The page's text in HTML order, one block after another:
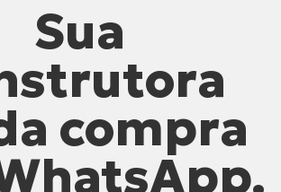
Sua
compra